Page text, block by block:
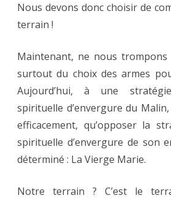
Nous devons donc choisir de
terrain !
Maintenant, ne nous
surtout du choix des armes
Aujourd’hui, à une
spirituelle d’envergure du
efficacement, qu’opposer la
spirituelle d’envergure de son
déterminé : La Vierge Marie.
Notre terrain ? C’est le